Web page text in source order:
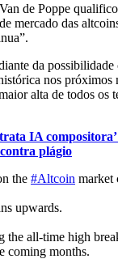
de Poppe
mercado das
da possibilidade
nos próximos
alta de todos os
IA compositora’
plágio
the #Altcoin market
upwards.
the all-time high
coming months.